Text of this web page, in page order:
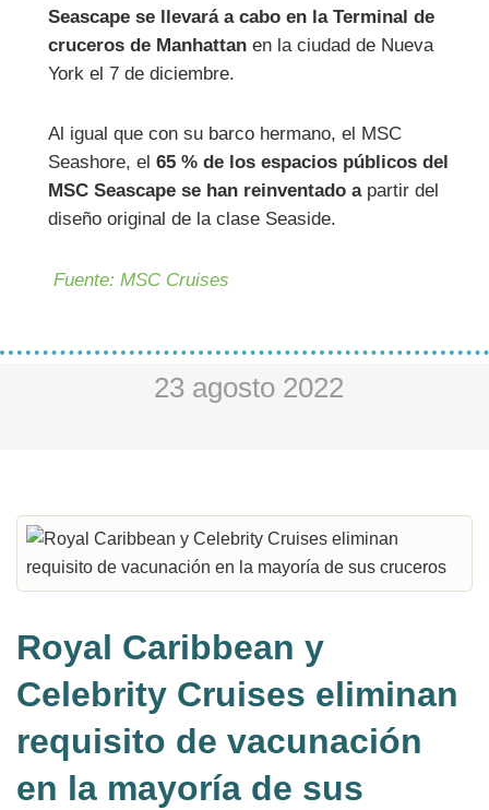
Seascape se llevará a cabo en la Terminal de
cruceros de Manhattan en la ciudad de Nueva
York el 7 de diciembre.
Al igual que con su barco hermano, el MSC
Seashore, el65 % de los espacios públicos del
MSC Seascape se han reinventado apartir del
diseño original de la clase Seaside.
Fuente: MSC Cruises
23 agosto 2022
Royal Caribbean y
Celebrity Cruises eliminan
requisito de vacunación
en la mayoría de sus